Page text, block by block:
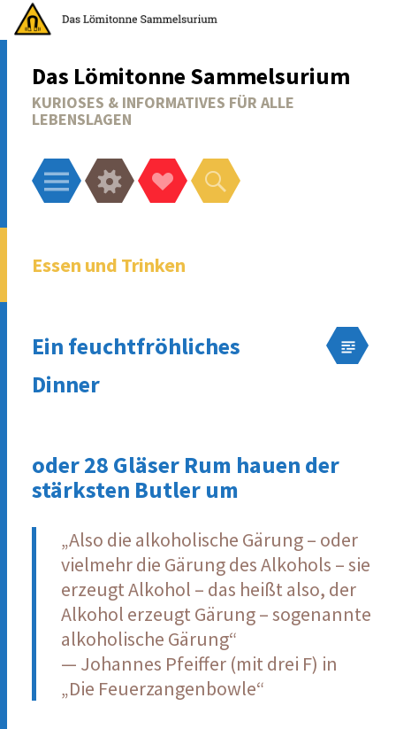
Das Lömitonne Sammelsurium
KURIOSES & INFORMATIVES FÜR ALLE
LEBENSLAGEN
Menü WidgetsSocial-
Links
Suchen
Essen und Trinken
Ein feuchtfröhliches
Dinner
oder 28 Gläser Rum hauen der
stärksten Butler um
„Also die alkoholische Gärung – oder
vielmehr die Gärung des Alkohols – sie
erzeugt Alkohol – das heißt also, der
Alkohol erzeugt Gärung – sogenannte
alkoholische Gärung“
— Johannes Pfeiffer (mit drei F) in
„Die Feuerzangenbowle“